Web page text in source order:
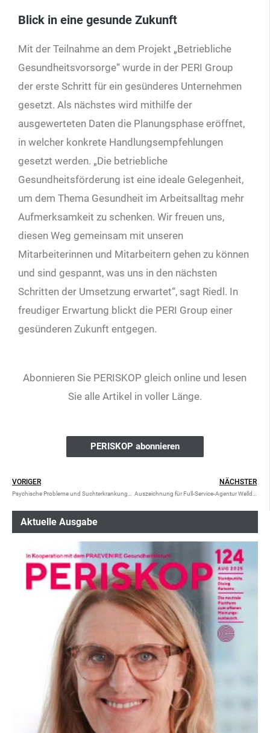
Blick in eine gesunde Zukunft
Mit der Teilnahme an dem Projekt „Betriebliche
Gesundheitsvorsorge“ wurde in der PERI Group
der erste Schritt für ein gesünderes Unternehmen
gesetzt. Als nächstes wird mithilfe der
ausgewerteten Daten die Planungsphase eröffnet,
in welcher konkrete Handlungsempfehlungen
gesetzt werden. „Die betriebliche
Gesundheitsförderung ist eine ideale Gelegenheit,
um dem Thema Gesundheit im Arbeitsalltag mehr
Aufmerksamkeit zu schenken. Wir freuen uns,
diesen Weg gemeinsam mit unseren
Mitarbeiterinnen und Mitarbeitern gehen zu können
und sind gespannt, was uns in den nächsten
Schritten der Umsetzung erwartet“, sagt Riedl. In
freudiger Erwartung blickt die PERI Group einer
gesünderen Zukunft entgegen.
Abonnieren Sie PERISKOP gleich online und lesen
Sie alle Artikel in voller Länge.
PERISKOP abonnieren
VORIGER NÄCHSTER
Aktuelle Ausgabe